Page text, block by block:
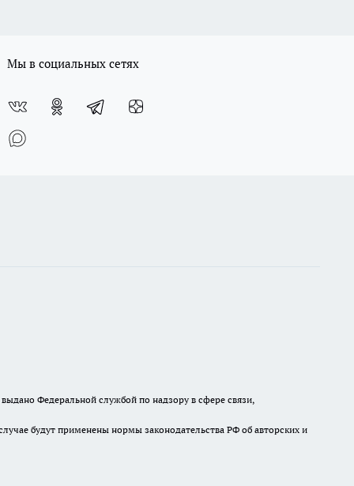
Мы в социальных сетях
Федеральной службой по надзору в сфере связи,
будут применены нормы законодательства РФ об авторских и